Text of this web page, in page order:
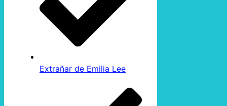
Extrañar de Emilia Lee